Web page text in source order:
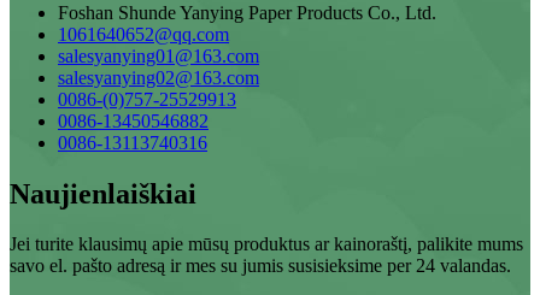
Foshan Shunde Yanying Paper Products Co., Ltd.
1061640652@qq.com
salesyanying01@163.com
salesyanying02@163.com
0086-(0)757-25529913
0086-13450546882
0086-13113740316
Naujienlaiškiai
Jei turite klausimų apie mūsų produktus ar kainoraštį, palikite mums
savo el. pašto adresą ir mes su jumis susisieksime per 24 valandas.